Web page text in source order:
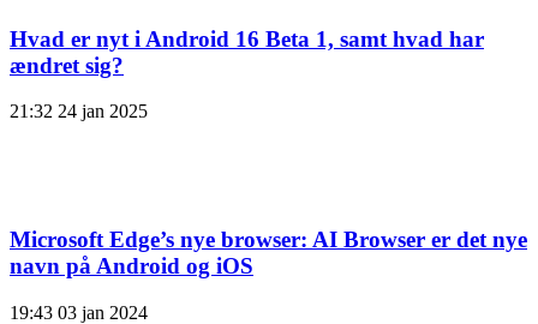
Hvad er nyt i Android 16 Beta 1, samt hvad har
ændret sig?
21:32 24 jan 2025
Microsoft Edge’s nye browser: AI Browser er det nye
navn på Android og iOS
19:43 03 jan 2024